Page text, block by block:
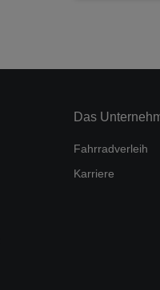
Das
Fahrradverleih
Karriere